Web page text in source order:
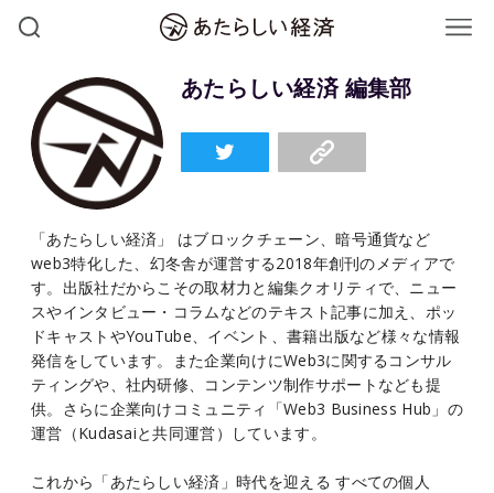
あたらしい経済 編集部
「あたらしい経済」 はブロックチェーン、暗号通貨など
web3特化した、幻冬舎が運営する2018年創刊のメディアで
す。出版社だからこその取材力と編集クオリティで、ニュー
スやインタビュー・コラムなどのテキスト記事に加え、ポッ
ドキャストやYouTube、イベント、書籍出版など様々な情報
発信をしています。また企業向けにWeb3に関するコンサル
ティングや、社内研修、コンテンツ制作サポートなども提
供。さらに企業向けコミュニティ「Web3 Business Hub」の
運営（Kudasaiと共同運営）しています。
これから「あたらしい経済」時代を迎える すべての個人